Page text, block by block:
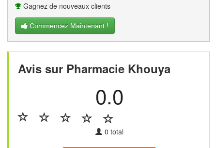
Gagnez de nouveaux clients
Commencez Maintenant !
Avis sur Pharmacie Khouya
0.0
0 total